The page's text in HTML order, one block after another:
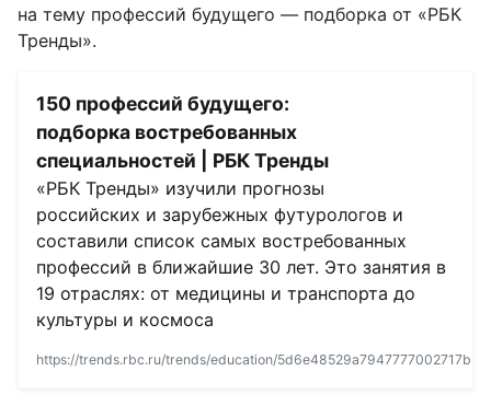
на тему профессий будущего — подборка от «РБК
Тренды».
150 профессий будущего:
подборка востребованных
специальностей | РБК Тренды
«РБК Тренды» изучили прогнозы
российских и зарубежных футурологов и
составили список самых востребованных
профессий в ближайшие 30 лет. Это занятия в
19 отраслях: от медицины и транспорта до
культуры и космоса
https://trends.rbc.ru/trends/education/5d6e48529a7947777002717b